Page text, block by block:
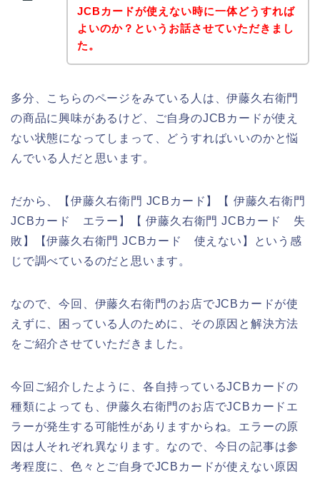
JCBカードが使えない時に一体どうすれば
よいのか？というお話させていただきまし
た。
多分、こちらのページをみている人は、伊藤久右衛門
の商品に興味があるけど、ご自身のJCBカードが使え
ない状態になってしまって、どうすればいいのかと悩
んでいる人だと思います。
だから、【伊藤久右衛門 JCBカード】【 伊藤久右衛門
JCBカード エラー】【 伊藤久右衛門 JCBカード 失
敗】【伊藤久右衛門 JCBカード 使えない】という感
じで調べているのだと思います。
なので、今回、伊藤久右衛門のお店でJCBカードが使
えずに、困っている人のために、その原因と解決方法
をご紹介させていただきました。
今回ご紹介したように、各自持っているJCBカードの
種類によっても、伊藤久右衛門のお店でJCBカードエ
ラーが発生する可能性がありますからね。エラーの原
因は人それぞれ異なります。なので、今日の記事は参
考程度に、色々とご自身でJCBカードが使えない原因